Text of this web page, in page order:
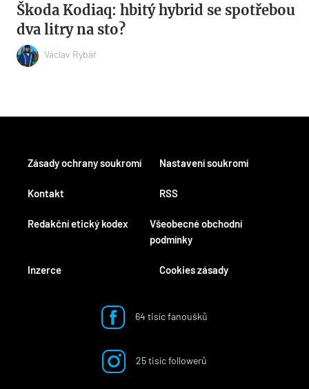
Škoda Kodiaq: hbitý hybrid se spotřebou
dva litry na sto?
Václav Rybář
Kontakt
Redakční etický kodex
Inzerce
RSS
Všeobecné obchodní
podmínky
Cookies zásady
Zásady ochrany soukromí Nastavení soukromí
64 tisíc fanoušků
25 tisíc followerů